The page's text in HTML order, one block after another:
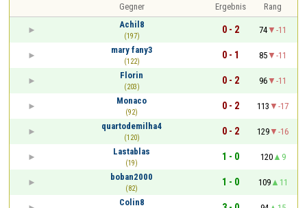
Gegner Ergebnis
Rang
Achil8
(197)
0 - 2 74
-11
mary fany3
(122)
0 - 1 85
-11
Florin
(203)
0 - 2 96
-11
Monaco
(92)
0 - 2 113
-17
quartodemilha4
(120)
0 - 2 129
-16
Lastablas
(19)
1 - 0 120
9
boban2000
(82)
1 - 0 109
11
Colin8